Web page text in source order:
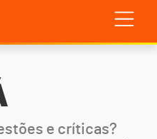
e críticas?